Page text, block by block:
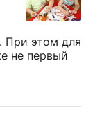
При этом для
не первый